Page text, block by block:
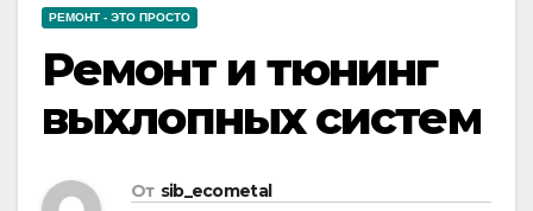
РЕМОНТ - ЭТО ПРОСТО
Ремонт и тюнинг
выхлопных систем
От sib_ecometal